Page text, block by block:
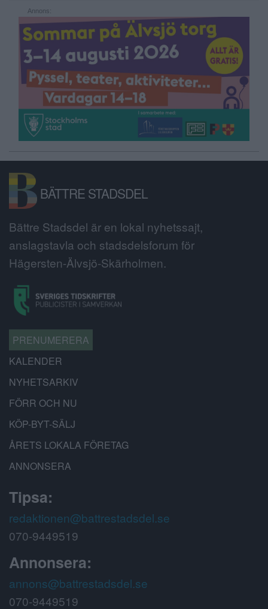
Annons:
BÄTTRE STADSDEL
Bättre Stadsdel är en lokal nyhetssajt,
anslagstavla och stadsdelsforum för
Hägersten-Älvsjö-Skärholmen.
PRENUMERERA
KALENDER
NYHETSARKIV
FÖRR OCH NU
KÖP-BYT-SÄLJ
ÅRETS LOKALA FÖRETAG
ANNONSERA
Tipsa:
redaktionen@battrestadsdel.se
070-9449519
Annonsera:
annons@battrestadsdel.se
070-9449519